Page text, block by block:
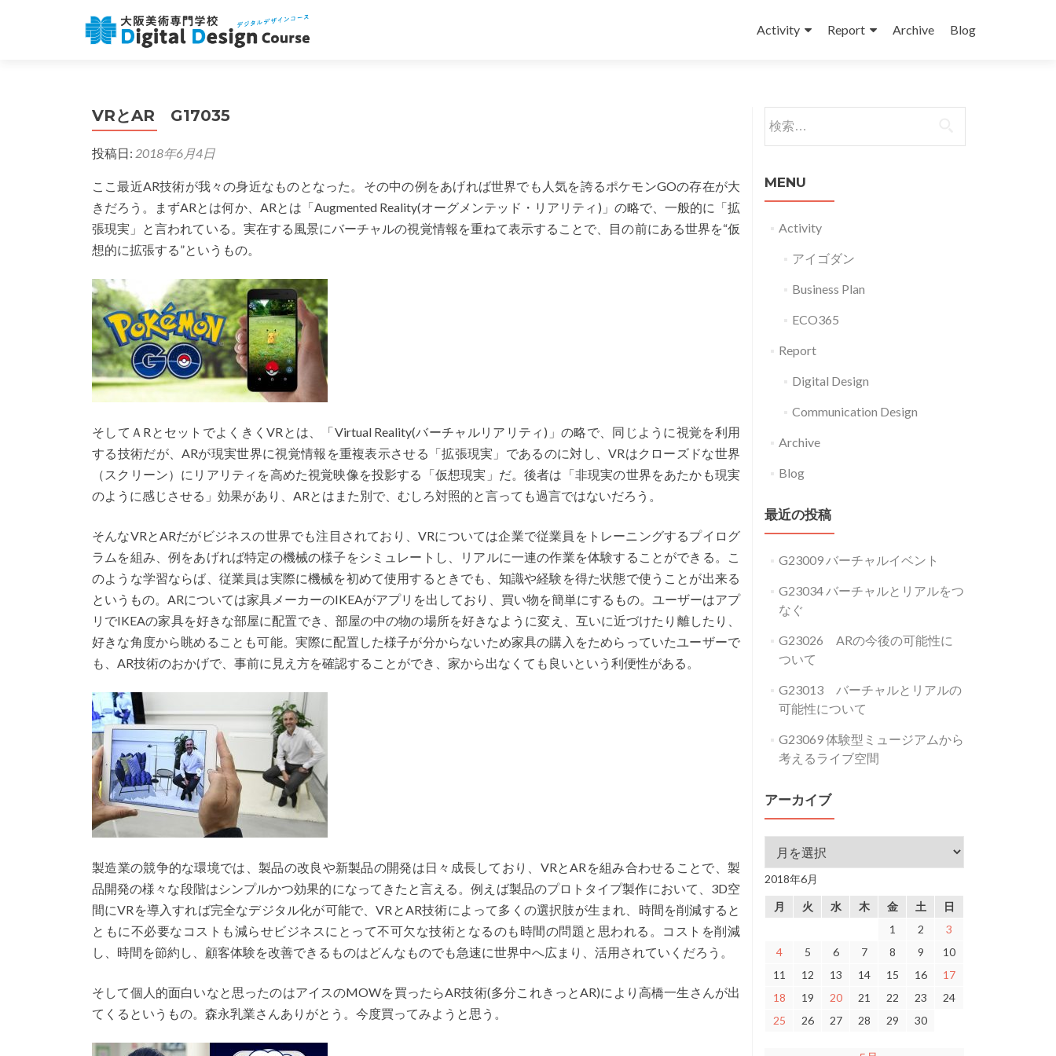
Activity
Report Archive Blog
VRとAR G17035
投稿日: 2018年6月4日
ここ最近AR技術が我々の身近なものとなった。その中の例をあげれば世界でも人気を誇るポケモンGOの存在が大
きだろう。まずARとは何か、ARとは「Augmented Reality(オーグメンテッド・リアリティ)」の略で、一般的に「拡
張現実」と言われている。実在する風景にバーチャルの視覚情報を重ねて表示することで、目の前にある世界を“仮
想的に拡張する”というもの。
そしてＡRとセットでよくきくVRとは、「Virtual Reality(バーチャルリアリティ)」の略で、同じように視覚を利用
する技術だが、ARが現実世界に視覚情報を重複表示させる「拡張現実」であるのに対し、VRはクローズドな世界
（スクリーン）にリアリティを高めた視覚映像を投影する「仮想現実」だ。後者は「非現実の世界をあたかも現実
のように感じさせる」効果があり、ARとはまた別で、むしろ対照的と言っても過言ではないだろう。
そんなVRとARだがビジネスの世界でも注目されており、VRについては企業で従業員をトレーニングするプイログ
ラムを組み、例をあげれば特定の機械の様子をシミュレートし、リアルに一連の作業を体験することができる。こ
のような学習ならば、従業員は実際に機械を初めて使用するときでも、知識や経験を得た状態で使うことが出来る
というもの。ARについては家具メーカーのIKEAがアプリを出しており、買い物を簡単にするもの。ユーザーはアプ
リでIKEAの家具を好きな部屋に配置でき、部屋の中の物の場所を好きなように変え、互いに近づけたり離したり、
好きな角度から眺めることも可能。実際に配置した様子が分からないため家具の購入をためらっていたユーザーで
も、AR技術のおかげで、事前に見え方を確認することができ、家から出なくても良いという利便性がある。
製造業の競争的な環境では、製品の改良や新製品の開発は日々成長しており、VRとARを組み合わせることで、製
品開発の様々な段階はシンプルかつ効果的になってきたと言える。例えば製品のプロトタイプ製作において、3D空
間にVRを導入すれば完全なデジタル化が可能で、VRとAR技術によって多くの選択肢が生まれ、時間を削減すると
ともに不必要なコストも減らせビジネスにとって不可欠な技術となるのも時間の問題と思われる。コストを削減
し、時間を節約し、顧客体験を改善できるものはどんなものでも急速に世界中へ広まり、活用されていくだろう。
そして個人的面白いなと思ったのはアイスのMOWを買ったらAR技術(多分これきっとAR)により高橋一生さんが出
てくるというもの。森永乳業さんありがとう。今度買ってみようと思う。
検索:
MENU
Activity
アイゴダン
Business Plan
ECO365
Report
Digital Design
Communication Design
Archive
Blog
最近の投稿
G23009 バーチャルイベント
G23034 バーチャルとリアルをつ
なぐ
G23026 ARの今後の可能性に
ついて
G23013 バーチャルとリアルの
可能性について
G23069 体験型ミュージアムから
考えるライブ空間
アーカイブ
アーカイブ
2018年6月
月 火 水 木 金 土
日
1
2
3
4
5 6 7 8 9
10
11
12 13 14 15 16
17
18
19 20 21 22 23
24
25
26 27 28 29 30